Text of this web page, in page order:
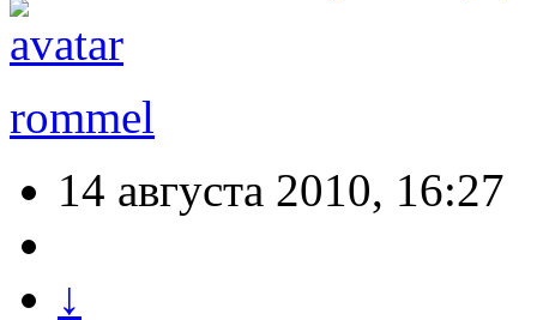
rommel
14 августа 2010, 16:27
↓